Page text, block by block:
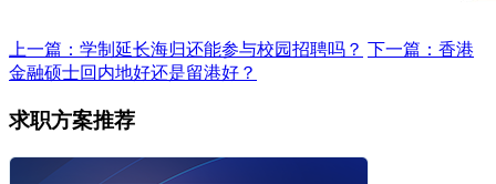
上一篇：学制延长海归还能参与校园招聘吗？ 下一篇：香港
金融硕士回内地好还是留港好？
求职方案推荐